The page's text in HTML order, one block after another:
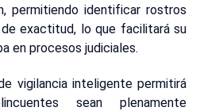
permitiendo identificar rostros
exactitud, lo que facilitará su
en procesos judiciales.
vigilancia inteligente permitirá
sean plenamente